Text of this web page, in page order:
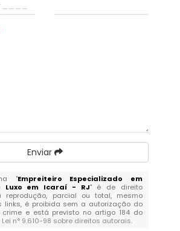
Enviar
"Empreiteiro Especializado em
Luxo em Icaraí - RJ" é de direito
reprodução, parcial ou total, mesmo
links, é proibida sem a autorização do
crime e está previsto no artigo 184 do
Lei n° 9.610-98 sobre direitos autorais.